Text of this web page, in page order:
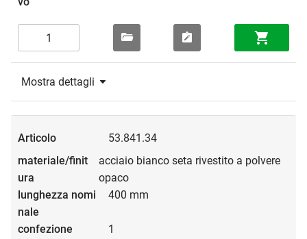
Mostra dettagli
53.841.34
acciaio bianco seta rivestito a polvere
opaco
400 mm
1